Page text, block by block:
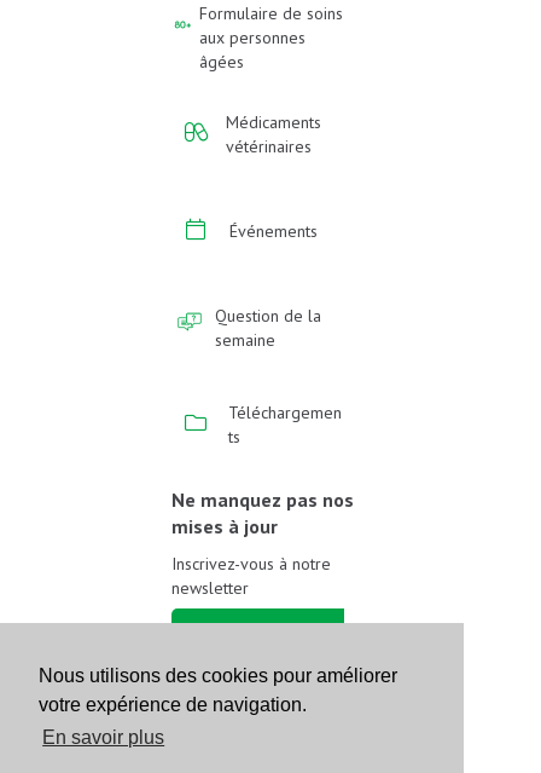
Nous utilisons des cookies pour améliorer
votre expérience de navigation.
En savoir plus
Formulaire de soins
aux personnes
âgées
Médicaments
vétérinaires
Événements
Question de la
semaine
Téléchargemen
ts
Ne manquez pas nos
mises à jour
Inscrivez-vous à notre
newsletter
Suivez-nous sur les